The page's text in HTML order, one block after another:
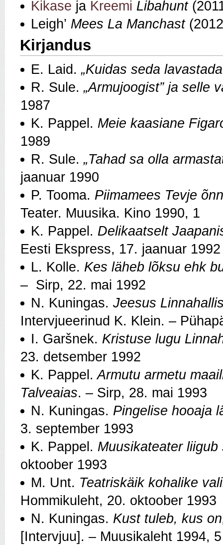
Kikase ja Kreemi Libahunt
Leigh’ Mees La Manchast
Kirjandus
E. Laid. „Kuidas seda
R. Sule. „Armujoogist” ja selle
1987
K. Pappel. Meie kaasiane
1989
R. Sule. „Tahad sa olla
jaanuar 1990
P. Tooma. Piimamees Tevje
Teater. Muusika. Kino 1990, 1
K. Pappel. Delikaatselt
Eesti Ekspress, 17. jaanuar 1992
L. Kolle. Kes läheb lõksu ehk
– Sirp, 22. mai 1992
N. Kuningas. Jeesus
Intervjueerinud K. Klein. –
I. Garšnek. Kristuse lugu
23. detsember 1992
K. Pappel. Armutu armetu
Talveaias. – Sirp, 28. mai 1993
N. Kuningas. Pingelise hooaja
3. september 1993
K. Pappel. Muusikateater liigub
oktoober 1993
M. Unt. Teatriskäik kohalike
Hommikuleht, 20. oktoober 1993
N. Kuningas. Kust tuleb, kus
[Intervjuu]. – Muusikaleht 1994, 5